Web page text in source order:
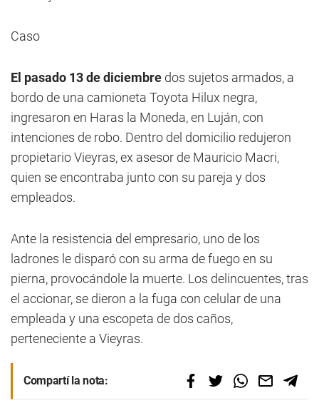
Caso
El pasado 13 de diciembre dos sujetos armados, a
bordo de una camioneta Toyota Hilux negra,
ingresaron en Haras la Moneda, en Luján, con
intenciones de robo. Dentro del domicilio redujeron
propietario Vieyras, ex asesor de Mauricio Macri,
quien se encontraba junto con su pareja y dos
empleados.
Ante la resistencia del empresario, uno de los
ladrones le disparó con su arma de fuego en su
pierna, provocándole la muerte. Los delincuentes, tras
el accionar, se dieron a la fuga con celular de una
empleada y una escopeta de dos caños,
perteneciente a Vieyras.
Compartí la nota: